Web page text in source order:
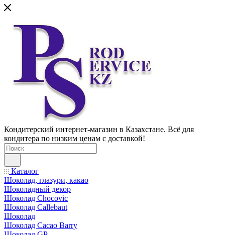
Кондитерский интернет-магазин в Казахстане. Всё для
кондитера по низким ценам с доставкой!
Каталог
Шоколад, глазури, какао
Шоколадный декор
Шоколад Chocovic
Шоколад Callebaut
Шоколад
Шоколад Cacao Barry